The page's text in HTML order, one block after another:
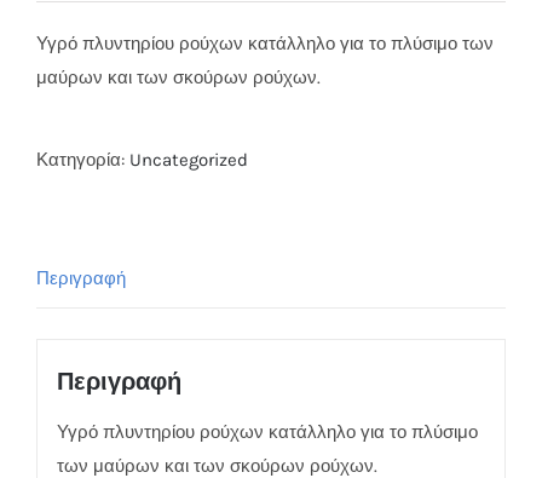
Υγρό πλυντηρίου ρούχων κατάλληλο για το πλύσιμο των
μαύρων και των σκούρων ρούχων.
Κατηγορία: Uncategorized
Περιγραφή
Περιγραφή
Υγρό πλυντηρίου ρούχων κατάλληλο για το πλύσιμο
των μαύρων και των σκούρων ρούχων.